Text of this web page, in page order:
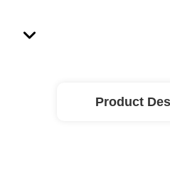
Product